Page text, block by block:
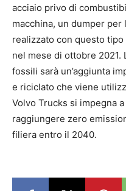
acciaio privo di
macchina, un dumper per
realizzato con questo
nel mese di ottobre 2021.
fossili sarà un’aggiunta
e riciclato che viene
Volvo Trucks si impegna
raggiungere zero
filiera entro il 2040.